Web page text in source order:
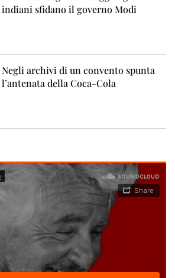
indiani sfidano il governo Modi
Negli archivi di un convento spunta
l’antenata della Coca-Cola